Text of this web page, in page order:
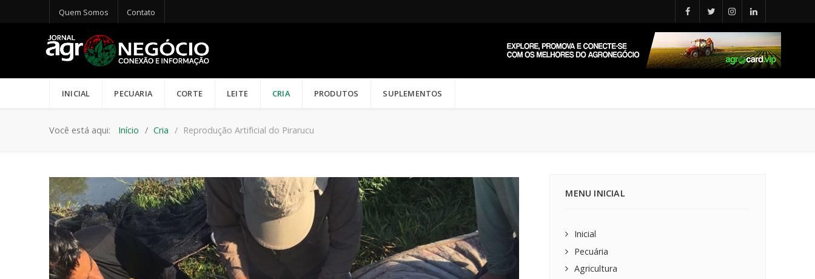
Quem Somos Contato
INICIAL PECUARIA CORTE LEITE CRIA PRODUTOS SUPLEMENTOS
Você está aqui: Início Cria Reprodução Artificial do Pirarucu
MENU INICIAL
Inicial
Pecuária
Agricultura